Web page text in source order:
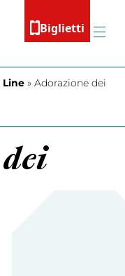
Biglietti
Menu
Line » Adorazione dei